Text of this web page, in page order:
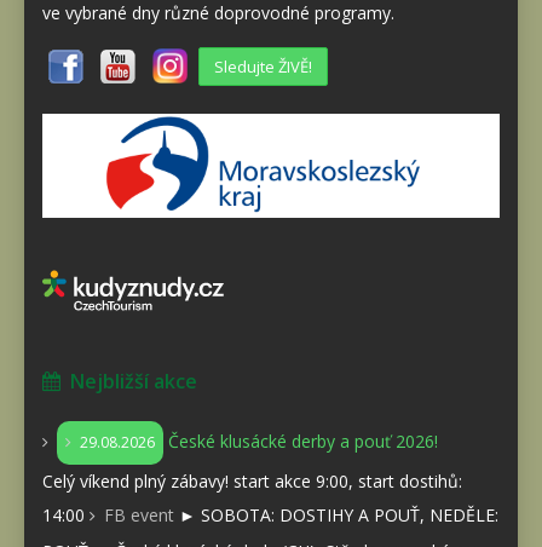
ve vybrané dny různé doprovodné programy.
Sledujte ŽIVĚ!
Nejbližší akce
29.08.2026
České klusácké derby a pouť 2026!
Celý víkend plný zábavy! start akce 9:00, start dostihů:
14:00
FB event ► SOBOTA: DOSTIHY A POUŤ, NEDĚLE: